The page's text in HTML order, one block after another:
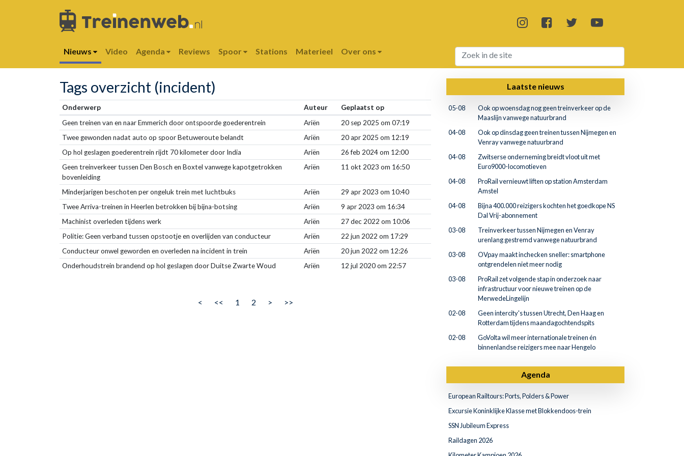
Nieuws Video Agenda Reviews Spoor Stations Materieel Over ons
Tags overzicht (incident)
Onderwerp Auteur
Geplaatst op
Geen treinen van en naar Emmerich door ontspoorde goederentrein
Ariën
20 sep 2025 om 07:19
Twee gewonden nadat auto op spoor Betuweroute belandt
Ariën
20 apr 2025 om 12:19
Op hol geslagen goederentrein rijdt 70 kilometer door India
Ariën
26 feb 2024 om 12:00
Geen treinverkeer tussen Den Bosch en Boxtel vanwege kapotgetrokken
bovenleiding
Ariën 11 okt 2023 om 16:50
Minderjarigen beschoten per ongeluk trein met luchtbuks Ariën
29 apr 2023 om 10:40
Twee Arriva-treinen in Heerlen betrokken bij bijna-botsing
Ariën
9 apr 2023 om 16:34
Machinist overleden tijdens werk
Ariën
27 dec 2022 om 10:06
Politie: Geen verband tussen opstootje en overlijden van conducteur
Ariën
22 jun 2022 om 17:29
Conducteur onwel geworden en overleden na incident in trein
Ariën
20 jun 2022 om 12:26
Onderhoudstrein brandend op hol geslagen door Duitse Zwarte Woud
Ariën 12 jul 2020 om 22:57
< << 1 2 > >>
Laatste nieuws
05-08
Ook op woensdag nog geen treinverkeer op de
Maaslijn vanwege natuurbrand
04-08
Ook op dinsdag geen treinen tussen Nijmegen en
Venray vanwege natuurbrand
04-08
Zwitserse onderneming breidt vloot uit met
Euro9000-locomotieven
04-08
ProRail vernieuwt liften op station Amsterdam
Amstel
04-08
Bijna 400.000 reizigers kochten het goedkope NS
Dal Vrij-abonnement
03-08
Treinverkeer tussen Nijmegen en Venray
urenlang gestremd vanwege natuurbrand
03-08
OVpay maakt inchecken sneller: smartphone
ontgrendelen niet meer nodig
03-08
ProRail zet volgende stap in onderzoek naar
infrastructuur voor nieuwe treinen op de
MerwedeLingelijn
02-08
Geen intercity's tussen Utrecht, Den Haag en
Rotterdam tijdens maandagochtendspits
02-08
GoVolta wil meer internationale treinen én
binnenlandse reizigers mee naar Hengelo
Agenda
European Railtours: Ports, Polders & Power
Excursie Koninklijke Klasse met Blokkendoos-trein
SSN Jubileum Express
Raildagen 2026